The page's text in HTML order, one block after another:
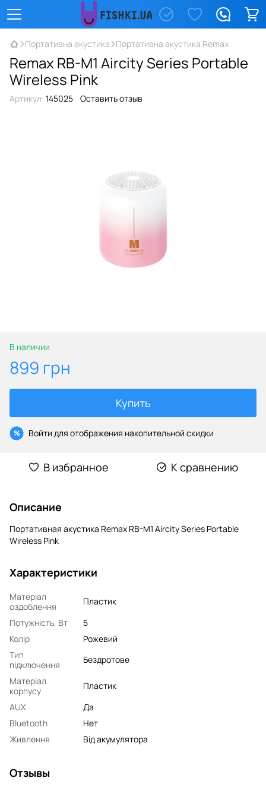
Портативна акустика Портативна акустика Remax
Remax RB-M1 Aircity Series Portable
Wireless Pink
Артикул: 145025 Оставить отзыв
В наличии
899 грн
Купить
% Войти для отображения накопительной скидки
В избранное К сравнению
Описание
Портативная акустика Remax RB-M1 Aircity Series Portable
Wireless Pink
Характеристики
Матеріал
оздоблення
Пластик
Потужність, Вт
5
Колір
Рожевий
Тип
підключення
Бездротове
Матеріал
корпусу
Пластик
AUX
Да
Bluetooth
Нет
Живлення
Від акумулятора
Отзывы